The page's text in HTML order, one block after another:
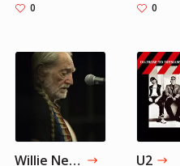
0 0
Willie Nelson ‎U2